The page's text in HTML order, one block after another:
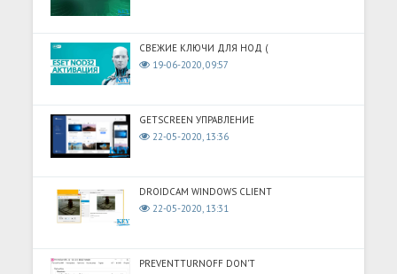
СВЕЖИЕ КЛЮЧИ ДЛЯ НОД (
19-06-2020, 09:57
GETSCREEN УПРАВЛЕНИЕ
22-05-2020, 13:36
DROIDCAM WINDOWS CLIENT
22-05-2020, 13:31
PREVENTTURNOFF DON'T